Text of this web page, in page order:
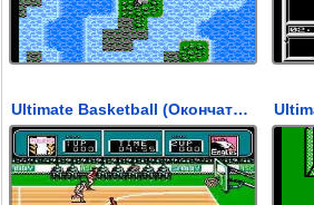
Ultimate Basketball (Окончательный Баскетбол)